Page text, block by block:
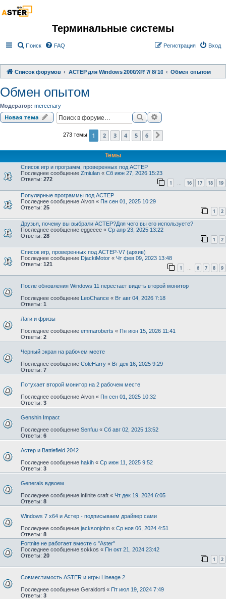
Терминальные системы
Поиск FAQ Вход
Регистрация
Список форумов АСТЕР для Windows 2000/XP/ 7/ 8/ 10 Обмен опытом
Обмен опытом
Модератор: mercenary
Новая тема ПоискРасширенный поиск
273 темы 1 2 3 4 5 6
Темы
Список игр и программ, проверенных под АСТЕР
Последнее сообщение Zmiulan « Сб июн 27, 2026 15:23
Ответы: 272
1 16 17 18 19
Популярные программы под АСТЕР
Последнее сообщение Aivon « Пн сен 01, 2025 10:29
Ответы: 25
1 2
Друзья, почему вы выбрали АСТЕР?Для чего вы его используете?
Последнее сообщение eggeeee « Ср апр 23, 2025 13:22
Ответы: 28
1 2
Список игр, проверенных под АСТЕР-V7 (архив)
Последнее сообщение DjackiMotor « Чт фев 09, 2023 13:48
Ответы: 121
1 6 7 8 9
После обновления Windows 11 перестает видеть второй монитор
Последнее сообщение LeoChance « Вт авг 04, 2026 7:18
Ответы: 1
Лаги и фризы
Последнее сообщение emmaroberts « Пн июн 15, 2026 11:41
Ответы: 2
Черный экран на рабочем месте
Последнее сообщение ColeHarry « Вт дек 16, 2025 9:29
Ответы: 7
Потухает второй монитор на 2 рабочем месте
Последнее сообщение Aivon « Пн сен 01, 2025 10:32
Ответы: 3
Genshin Impact
Последнее сообщение Senfuu « Сб авг 02, 2025 13:52
Ответы: 6
Астер и Battlefield 2042
Последнее сообщение hakih « Ср июн 11, 2025 9:52
Ответы: 3
Generals вдвоем
Последнее сообщение infinite craft « Чт дек 19, 2024 6:05
Ответы: 8
Windows 7 x64 и Астер - подписываем драйвер сами
Последнее сообщение jacksonjohn « Ср ноя 06, 2024 4:51
Ответы: 8
Fortnite не работает вместе с "Aster"
Последнее сообщение sokkos « Пн окт 21, 2024 23:42
Ответы: 20
1 2
Совместимость ASTER и игры Lineage 2
Последнее сообщение Geraldorti « Пт июл 19, 2024 7:49
Ответы: 3